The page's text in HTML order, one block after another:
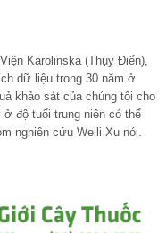
Karolinska (Thụy Điển),
dữ liệu trong 30 năm ở
khảo sát của chúng tôi cho
độ tuổi trung niên có thể
nghiên cứu Weili Xu nói.